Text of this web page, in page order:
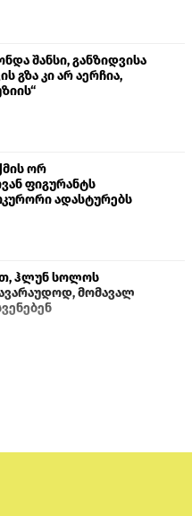
შანსი, განზიდვისა
გზა კი არ აერჩია,
ორ
ფიგურანტს
ადასტურებს
ჰლუნ სოლოს
მომავალ